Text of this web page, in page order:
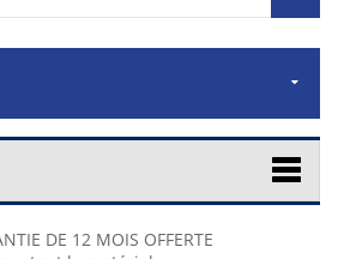
DE 12 MOIS OFFERTE